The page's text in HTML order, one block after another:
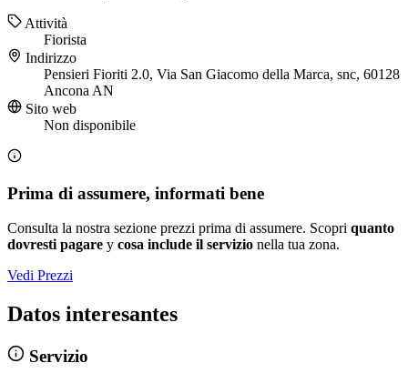
Attività
Fiorista
Indirizzo
Pensieri Fioriti 2.0, Via San Giacomo della Marca, snc, 60128
Ancona AN
Sito web
Non disponibile
Prima di assumere, informati bene
Consulta la nostra sezione prezzi prima di assumere. Scopri quanto
dovresti pagare y cosa include il servizio nella tua zona.
Vedi Prezzi
Datos interesantes
Servizio